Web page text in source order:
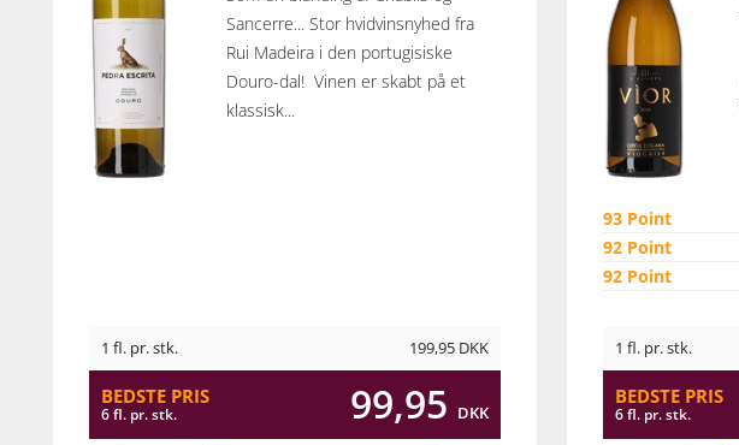
Sancerre... Stor hvidvinsnyhed fra
Rui Madeira i den portugisiske
Douro-dal! Vinen er skabt på et
klassisk...
1 fl. pr. stk. 199,95 DKK
BEDSTE PRIS
6 fl. pr. stk. 99,95 DKK
93 Point
92 Point
92 Point
1 fl. pr. stk.
BEDSTE PRIS
6 fl. pr. stk.